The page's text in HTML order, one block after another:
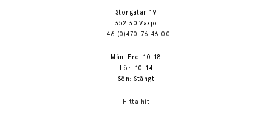
Storgatan 19
352 30 Växjö
+46 (0)470-76 46 00
Mån–Fre: 10-18
Lör: 10-14
Sön: Stängt
Hitta hit